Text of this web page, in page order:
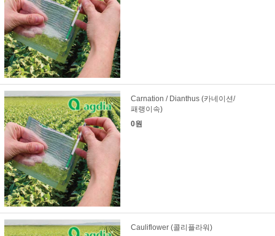
Carnation / Dianthus (카네이션/
패랭이속)
0원
Cauliflower (콜리플라워)